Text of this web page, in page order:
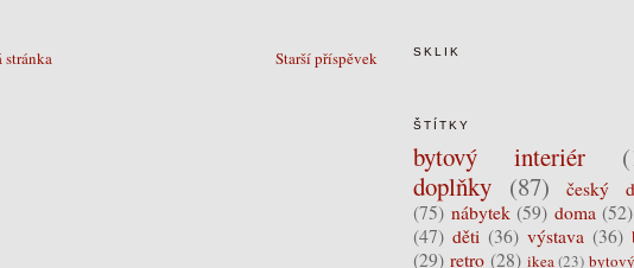
Starší příspěvek
stránka SKLIK
ŠTÍTKY
bytový interiér
doplňky (87)
český
(75) nábytek (59) doma (52)
(47) děti (36) výstava (36)
(29) retro (28) ikea (23)